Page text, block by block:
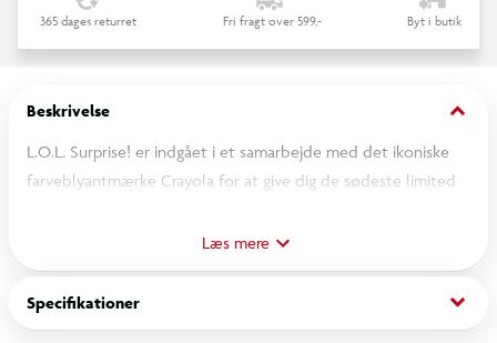
365 dages returret Fri fragt over 599,- Byt i butik
Beskrivelse keyboard_arrow_down
L.O.L. Surprise! er indgået i et samarbejde med det ikoniske
farveblyantmærke Crayola for at give dig de sødeste limited
nostalgiske overraskelser og masser af legeværdi. Fra 4 år.
Inkluderer:
- 7 overraskelser
- L.O.L. Surprise! Loves Crayola Tot dukke
Læs mere
Specifikationer keyboard_arrow_down